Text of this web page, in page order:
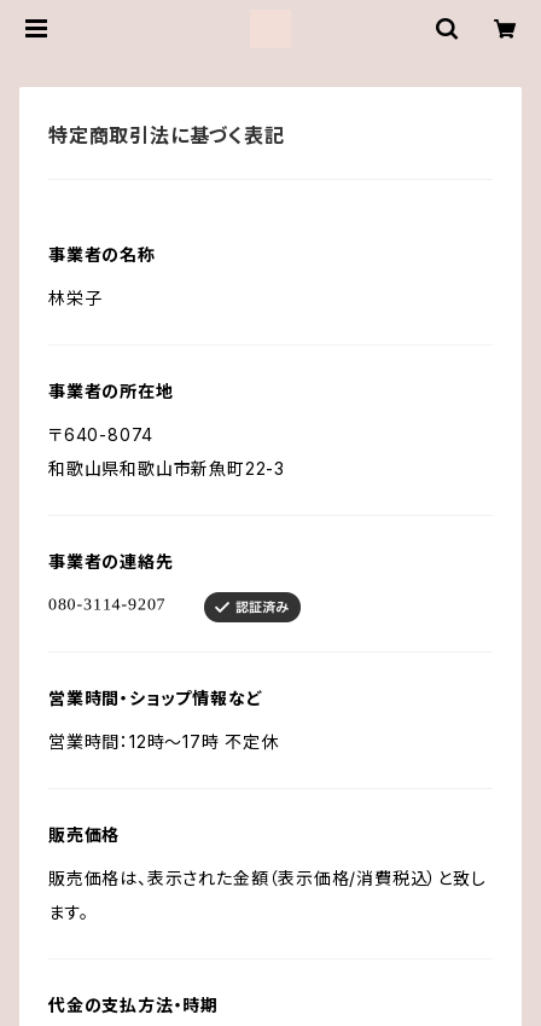
特定商取引法に基づく表記
事業者の名称
林栄子
事業者の所在地
〒640-8074
和歌山県和歌山市新魚町22-3
事業者の連絡先
営業時間・ショップ情報など
営業時間：12時～17時 不定休
販売価格
販売価格は、表示された金額（表示価格/消費税込）と致し
ます。
代金の支払方法・時期